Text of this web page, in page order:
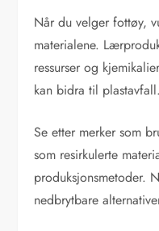
Når du velger fottøy,
materialene.
ressurser og
kan bidra til plastavfall.
Se etter merker som
som resirkulerte
produksjonsmetoder.
nedbrytbare